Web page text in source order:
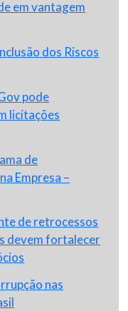
em vantagem
dos Riscos
pode
licitações
de
Empresa –
de retrocessos
devem fortalecer
nas